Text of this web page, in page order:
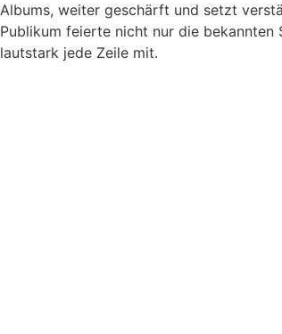
Albums, weiter geschärft und setzt
Publikum feierte nicht nur die bekannten
lautstark jede Zeile mit.